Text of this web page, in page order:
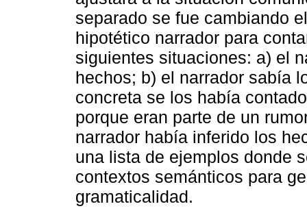
separado se fue cambiando
hipotético narrador para
siguientes situaciones: a) el
hechos; b) el narrador sabía
concreta se los había
porque eran parte de un
narrador había inferido los
una lista de ejemplos donde
contextos semánticos para
gramaticalidad.